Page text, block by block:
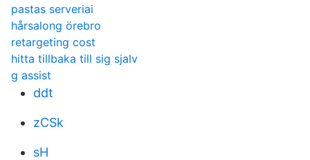
pastas serveriai
hårsalong örebro
retargeting cost
hitta tillbaka till sig sjalv
g assist
ddt
zCSk
sH